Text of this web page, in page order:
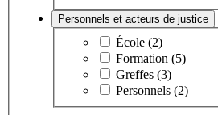
Personnels et acteurs de justice
École (2)
Formation (5)
Greffes (3)
Personnels (2)